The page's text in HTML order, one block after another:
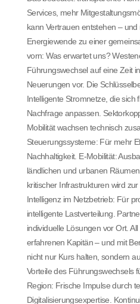
Services, mehr
kann Vertrauen entstehen – und
Energiewende zu einer
vorn: Was erwartet uns?
Führungswechsel auf eine Zeit
Neuerungen vor. Die
Intelligente Stromnetze, die sich
Nachfrage anpassen.
Mobilität wachsen technisch
Steuerungssysteme: Für mehr
Nachhaltigkeit. E-Mobilität:
ländlichen und urbanen
kritischer Infrastrukturen wird
Intelligenz im Netzbetrieb: Für
intelligente Lastverteilung.
individuelle Lösungen vor Ort.
erfahrenen Kapitän – und mit
nicht nur Kurs halten, sondern
Vorteile des Führungswechsels
Region: Frische Impulse durch
Digitalisierungsexpertise.